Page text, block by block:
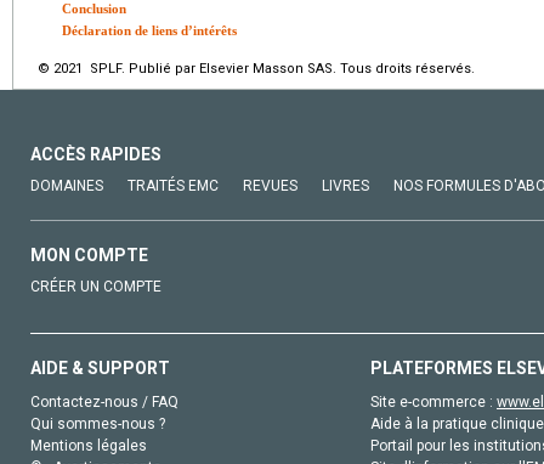
Conclusion
Déclaration de liens d’intérêts
© 2021 SPLF. Publié par Elsevier Masson SAS. Tous droits réservés.
ACCÈS RAPIDES
DOMAINES TRAITÉS EMC REVUES LIVRES NOS FORMULES
MON COMPTE
CRÉER UN COMPTE
AIDE & SUPPORT
Contactez-nous / FAQ
Qui sommes-nous ?
Mentions légales
PLATEFORMES
Site e-commerce :
Aide à la pratique
Portail pour les